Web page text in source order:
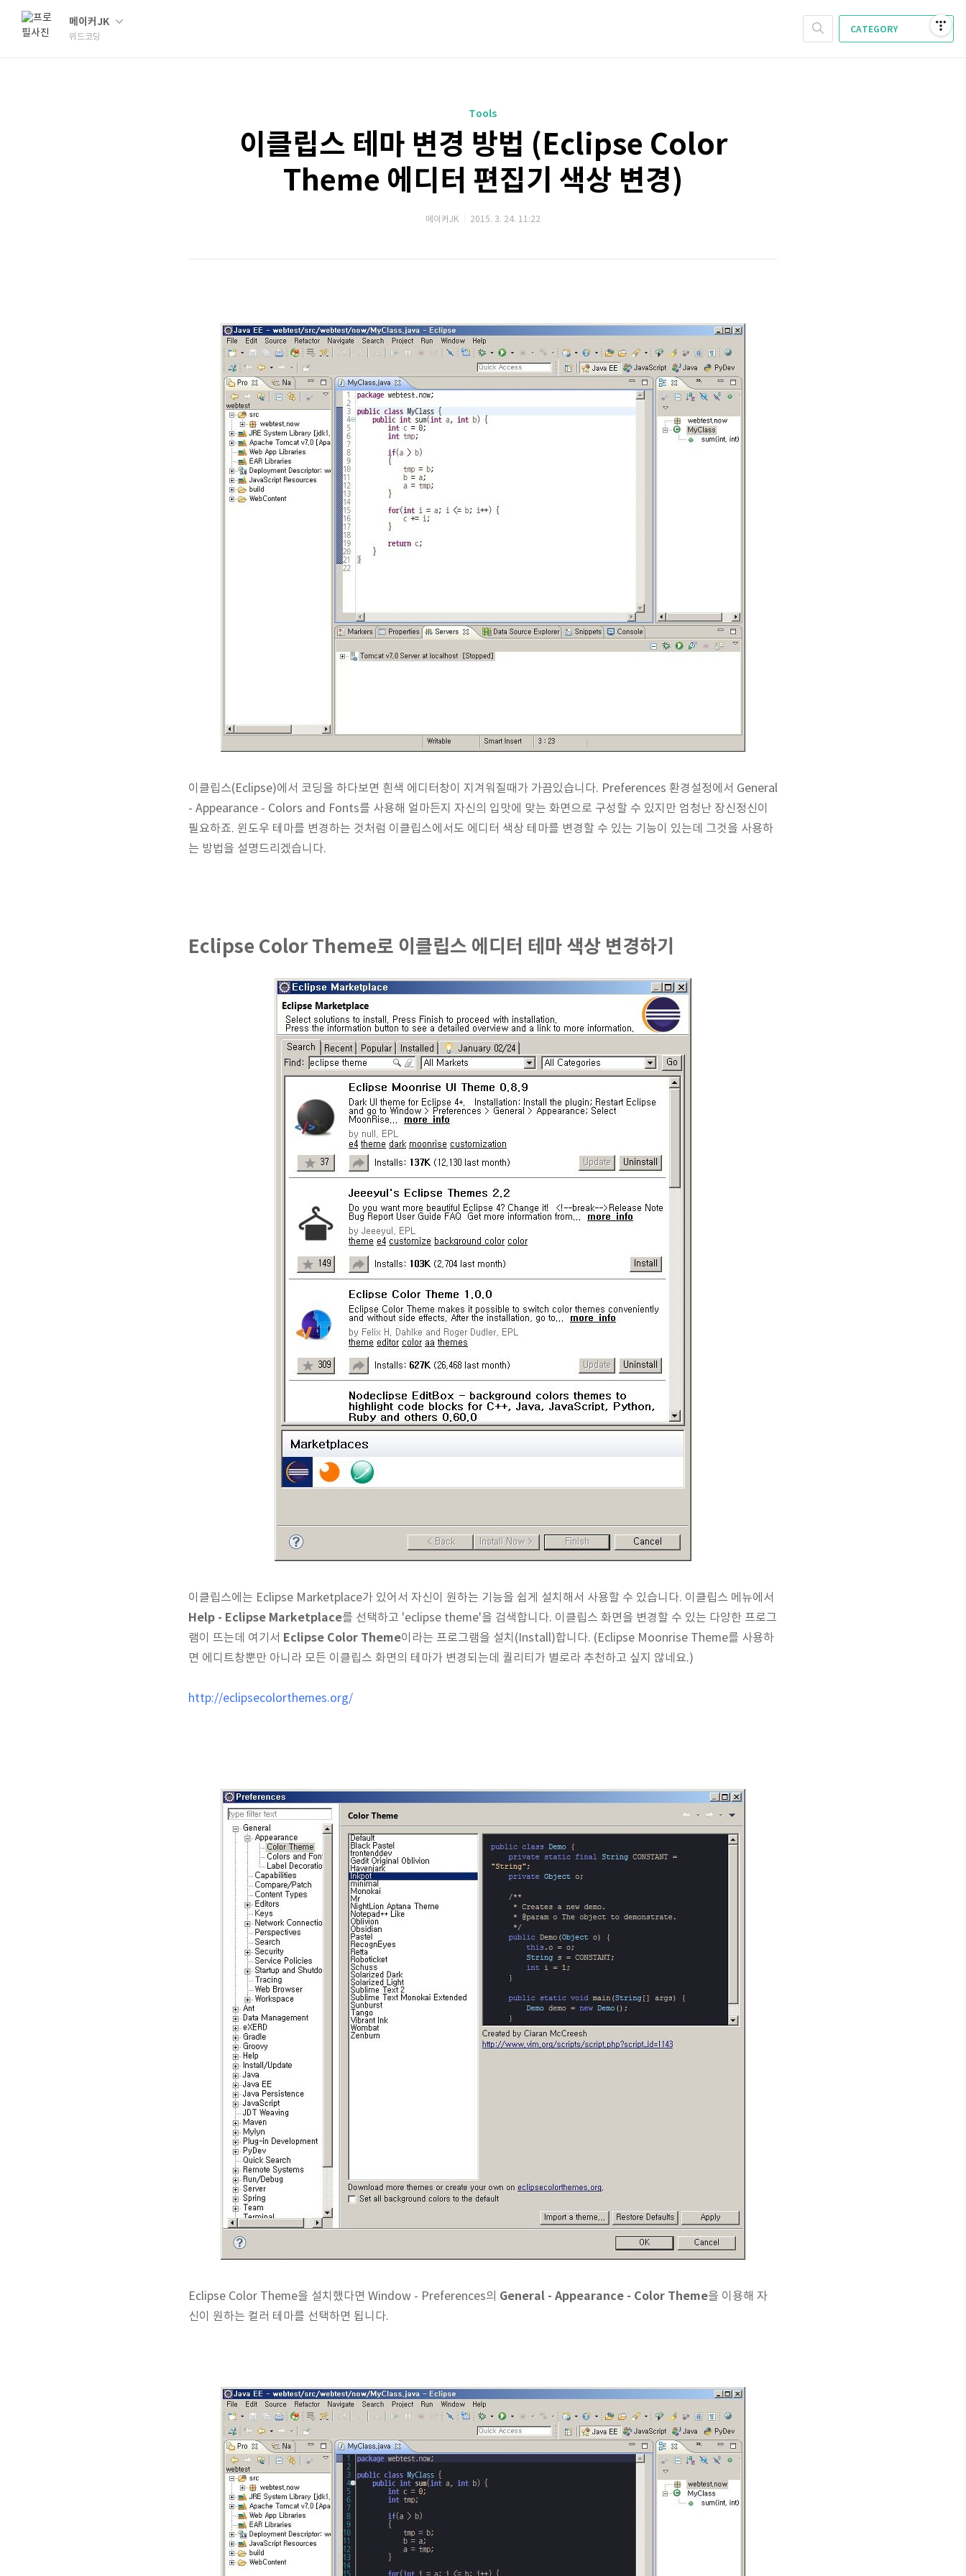
메이커JK
위드코딩
CATEGORY
Tools
이클립스 테마 변경 방법 (Eclipse Color
Theme 에디터 편집기 색상 변경)
메이커JK 2015. 3. 24. 11:22
이클립스(Eclipse)에서 코딩을 하다보면 흰색 에디터창이 지겨워질때가 가끔있습니다. Preferences 환경설정에서 General
- Appearance - Colors and Fonts를 사용해 얼마든지 자신의 입맛에 맞는 화면으로 구성할 수 있지만 엄청난 장신정신이
필요하죠. 윈도우 테마를 변경하는 것처럼 이클립스에서도 에디터 색상 테마를 변경할 수 있는 기능이 있는데 그것을 사용하
는 방법을 설명드리겠습니다.
Eclipse Color Theme로 이클립스 에디터 테마 색상 변경하기
이클립스에는 Eclipse Marketplace가 있어서 자신이 원하는 기능을 쉽게 설치해서 사용할 수 있습니다. 이클립스 메뉴에서
Help - Eclipse Marketplace를 선택하고 'eclipse theme'을 검색합니다. 이클립스 화면을 변경할 수 있는 다양한 프로그
램이 뜨는데 여기서 Eclipse Color Theme이라는 프로그램을 설치(Install)합니다. (Eclipse Moonrise Theme를 사용하
면 에디트창뿐만 아니라 모든 이클립스 화면의 테마가 변경되는데 퀄리티가 별로라 추천하고 싶지 않네요.)
http://eclipsecolorthemes.org/
Eclipse Color Theme을 설치했다면 Window - Preferences의 General - Appearance - Color Theme을 이용해 자
신이 원하는 컬러 테마를 선택하면 됩니다.